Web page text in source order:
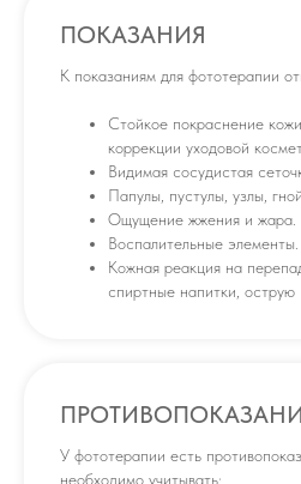
ПОКАЗАНИЯ
К показаниям для фототерапии
Стойкое покраснение
коррекции уходовой
Видимая сосудистая
Папулы, пустулы, узлы,
Ощущение жжения и жара.
Воспалительные элементы.
Кожная реакция на
спиртные напитки, острую
У фототерапии есть
необходимо учитывать: